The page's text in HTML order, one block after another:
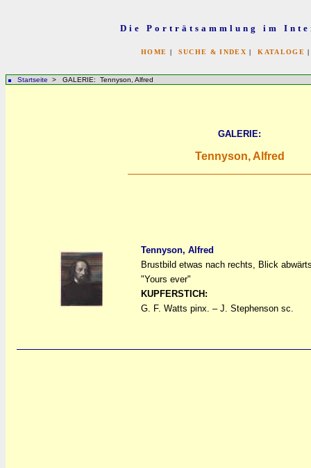
Die Porträtsammlung im
HOME | SUCHE & INDEX |KATALOGE
Startseite > GALERIE: Tennyson, Alfred
GALERIE:
Tennyson, Alfred
Tennyson, Alfred
Brustbild etwas nach rechts, Blick
"Yours ever"
KUPFERSTICH:
G. F. Watts pinx. – J. Stephenson sc.